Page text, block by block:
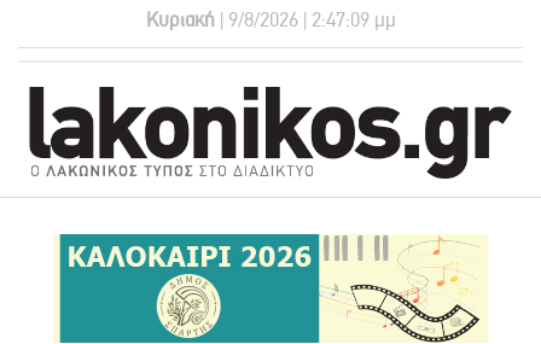
Κυριακή | 9/8/2026 | 2:47:10 μμ